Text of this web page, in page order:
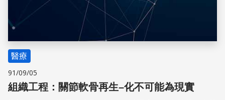
醫療
91/09/05
組織工程：關節軟骨再生–化不可能為現實